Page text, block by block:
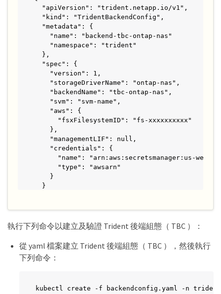
  "apiVersion": "trident.netapp.io/v1",
  "kind": "TridentBackendConfig",
  "metadata": {
    "name": "backend-tbc-ontap-nas"
    "namespace": "trident"
  },
  "spec": {
    "version": 1,
    "storageDriverName": "ontap-nas",
    "backendName": "tbc-ontap-nas",
    "svm": "svm-name",
    "aws": {
      "fsxFilesystemID": "fs-xxxxxxxxxx"
    },
    "managementLIF": null,
    "credentials": {
"name": "arn:aws:secretsmanager:us-west-
      "type": "awsarn"
    }
  }
執行下列命令以建立及驗證 Trident 後端組態（ TBC ）：
從 yaml 檔案建立 Trident 後端組態（ TBC ），然後執行
下列命令：
kubectl create -f backendconfig.yaml -n trident